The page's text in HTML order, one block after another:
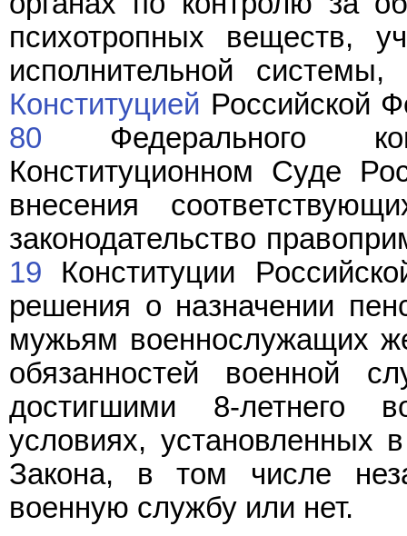
психотропных веществ,
исполнительной
Конституцией Российской
80 Федерального
Конституционном Суде
внесения
законодательство
19 Конституции
решения о назначении
мужьям военнослужащих
обязанностей военной
достигшими 8-летнего
условиях, установленных
Закона, в том числе
военную службу или нет.